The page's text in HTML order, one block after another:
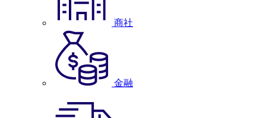
商社
金融